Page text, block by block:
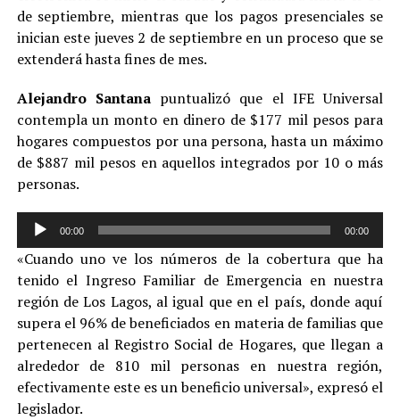
de septiembre, mientras que los pagos presenciales se
inician este jueves 2 de septiembre en un proceso que se
extenderá hasta fines de mes.
Alejandro Santanapuntualizó que elIFE Universal
contempla un monto en dinero de $177 mil pesos para
hogares compuestos por una persona, hasta un máximo
de $887 mil pesos en aquellos integrados por 10 o más
personas.
Reproductor
audio
00:00 00:00
«Cuando uno ve los números de la cobertura que ha
tenido el Ingreso Familiar de Emergencia en nuestra
región de Los Lagos, al igual que en el país, donde aquí
supera el 96% de beneficiados en materia de familias que
pertenecen al Registro Social de Hogares, que llegan a
alrededor de 810 mil personas en nuestra región,
efectivamente este es un beneficio universal», expresó el
legislador.